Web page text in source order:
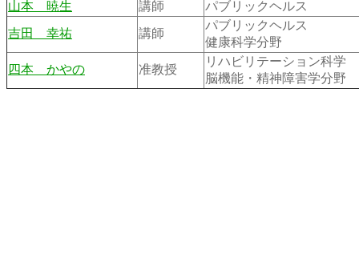
山本 暁生 講師
パブリックヘルス
吉田 幸祐
講師
パブリックヘルス
健康科学分野
四本 かやの
准教授
リハビリテーション科学
脳機能・精神障害学分野